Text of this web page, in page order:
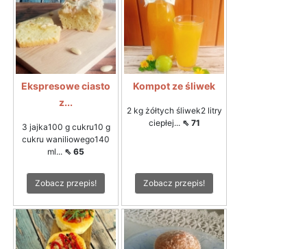
Ekspresowe ciasto
z...
3 jajka100 g cukru10 g
cukru waniliowego140
ml... ⇖ 65
Zobacz przepis!
Kompot ze śliwek
2 kg żółtych śliwek2 litry
ciepłej... ⇖ 71
Zobacz przepis!